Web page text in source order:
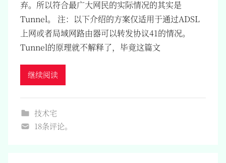
弃。所以符合最广大网民的实际情况的其实是
Tunnel。 注：以下介绍的方案仅适用于通过ADSL
上网或者局域网路由器可以转发协议41的情况。
Tunnel的原理就不解释了，毕竟这篇文
继续阅读
技术宅
18条评论。